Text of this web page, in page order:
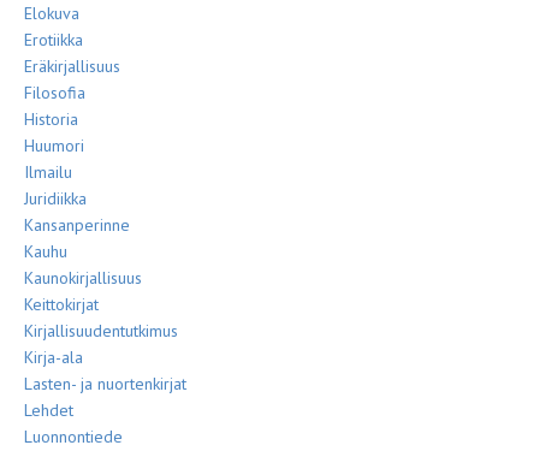
Elokuva
Erotiikka
Eräkirjallisuus
Filosofia
Historia
Huumori
Ilmailu
Juridiikka
Kansanperinne
Kauhu
Kaunokirjallisuus
Keittokirjat
Kirjallisuudentutkimus
Kirja-ala
Lasten- ja nuortenkirjat
Lehdet
Luonnontiede